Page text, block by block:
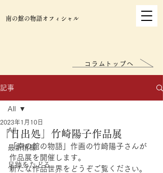
南の館の物語オフィシャル
記事
All
最新情報
足跡をたどる
All
「日出処」竹崎陽子作品展
2023年1月10日
「南の館の物語」作画の竹崎陽子さんが
作品展を開催します。
新たな作品世界をどうぞご覧ください。
コラムトップへ